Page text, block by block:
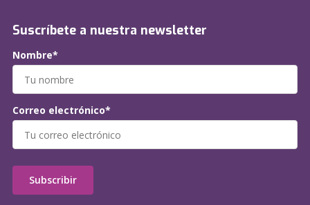
Suscríbete a nuestra newsletter
Nombre*
Correo electrónico*
Subscribir